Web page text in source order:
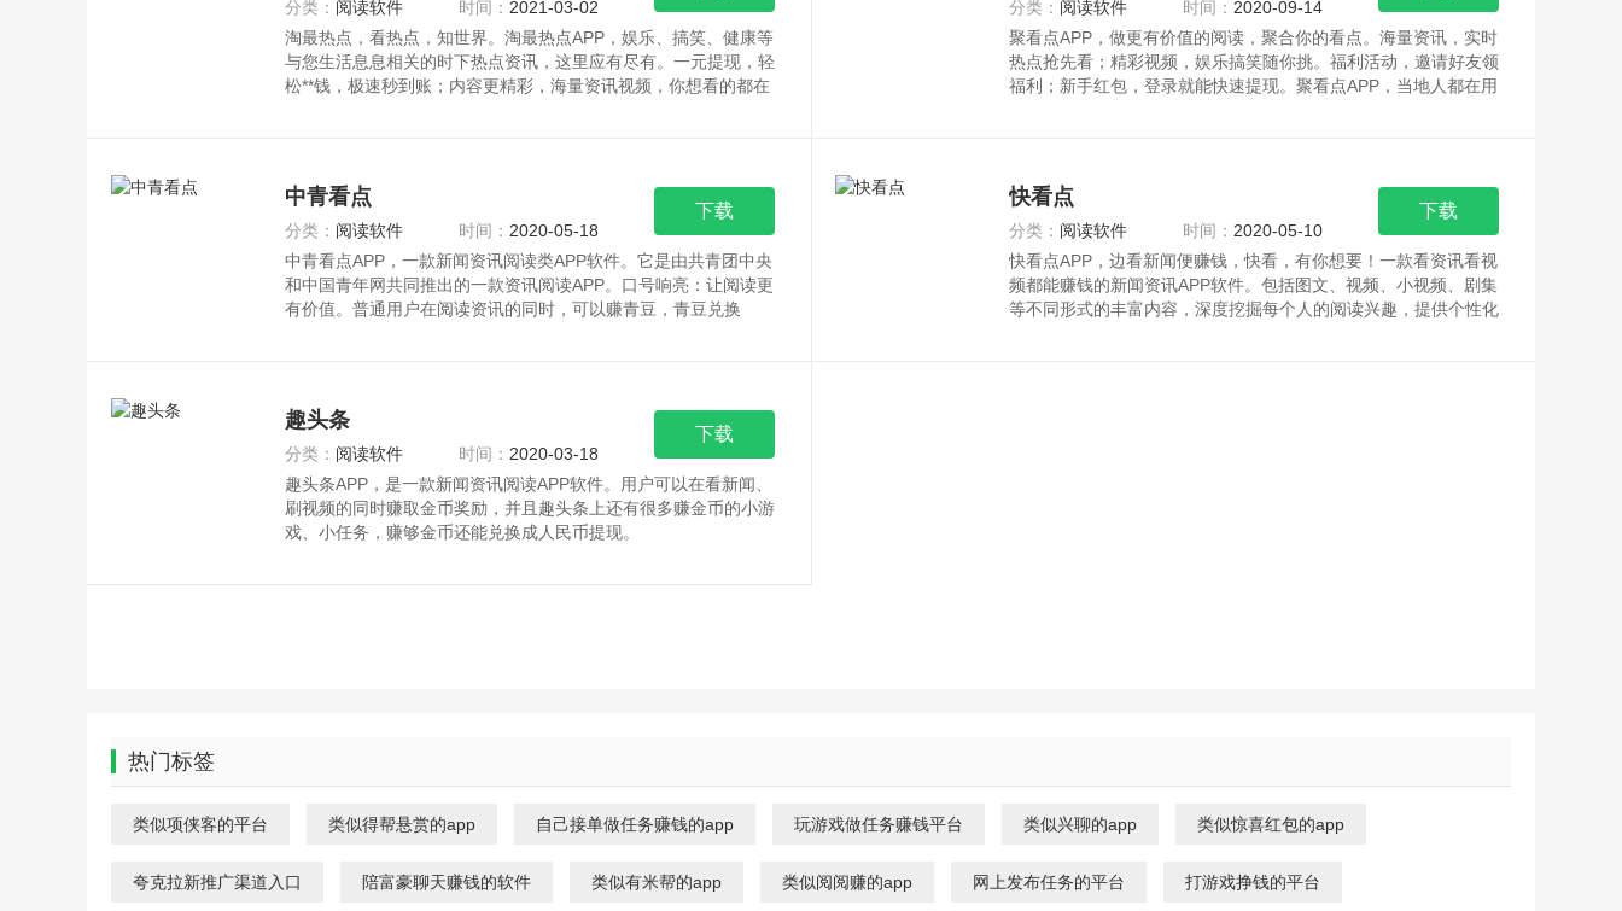
分类： 阅读软件 时间： 2021-03-02
淘最热点，看热点，知世界。淘最热点APP，娱乐、搞笑、健康等
与您生活息息相关的时下热点资讯，这里应有尽有。一元提现，轻
松**钱，极速秒到账；内容更精彩，海量资讯视频，你想看的都在
分类： 阅读软件 时间： 2020-09-14
聚看点APP，做更有价值的阅读，聚合你的看点。海量资讯，实时
热点抢先看；精彩视频，娱乐搞笑随你挑。福利活动，邀请好友领
福利；新手红包，登录就能快速提现。聚看点APP，当地人都在用
中青看点
分类： 阅读软件 时间： 2020-05-18
中青看点APP，一款新闻资讯阅读类APP软件。它是由共青团中央
和中国青年网共同推出的一款资讯阅读APP。口号响亮：让阅读更
有价值。普通用户在阅读资讯的同时，可以赚青豆，青豆兑换
下载
快看点
分类： 阅读软件 时间： 2020-05-10
快看点APP，边看新闻便赚钱，快看，有你想要！一款看资讯看视
频都能赚钱的新闻资讯APP软件。包括图文、视频、小视频、剧集
等不同形式的丰富内容，深度挖掘每个人的阅读兴趣，提供个性化
下载
趣头条
分类： 阅读软件 时间： 2020-03-18
趣头条APP，是一款新闻资讯阅读APP软件。用户可以在看新闻、
刷视频的同时赚取金币奖励，并且趣头条上还有很多赚金币的小游
戏、小任务，赚够金币还能兑换成人民币提现。
下载
热门标签
类似项侠客的平台 类似得帮悬赏的app 自己接单做任务赚钱的app 玩游戏做任务赚钱平台 类似兴聊的app 类似惊喜红包的app
夸克拉新推广渠道入口 陪富豪聊天赚钱的软件 类似有米帮的app 类似阅阅赚的app 网上发布任务的平台 打游戏挣钱的平台